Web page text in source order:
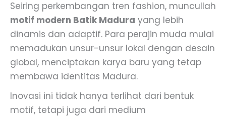
Seiring perkembangan tren fashion, muncullah
motif modern Batik Madura yang lebih
dinamis dan adaptif. Para perajin muda mulai
memadukan unsur-unsur lokal dengan desain
global, menciptakan karya baru yang tetap
membawa identitas Madura.
Inovasi ini tidak hanya terlihat dari bentuk
motif, tetapi juga dari medium